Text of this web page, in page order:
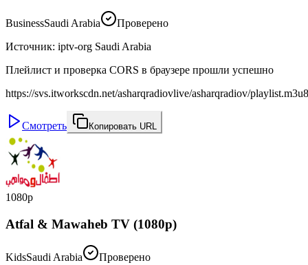
BusinessSaudi Arabia
Проверено
Источник: iptv-org Saudi Arabia
Плейлист и проверка CORS в браузере прошли успешно
https://svs.itworkscdn.net/asharqradiovlive/asharqradiov/playlist.m3u8
Смотреть Копировать URL
1080p
Atfal & Mawaheb TV (1080p)
KidsSaudi Arabia
Проверено